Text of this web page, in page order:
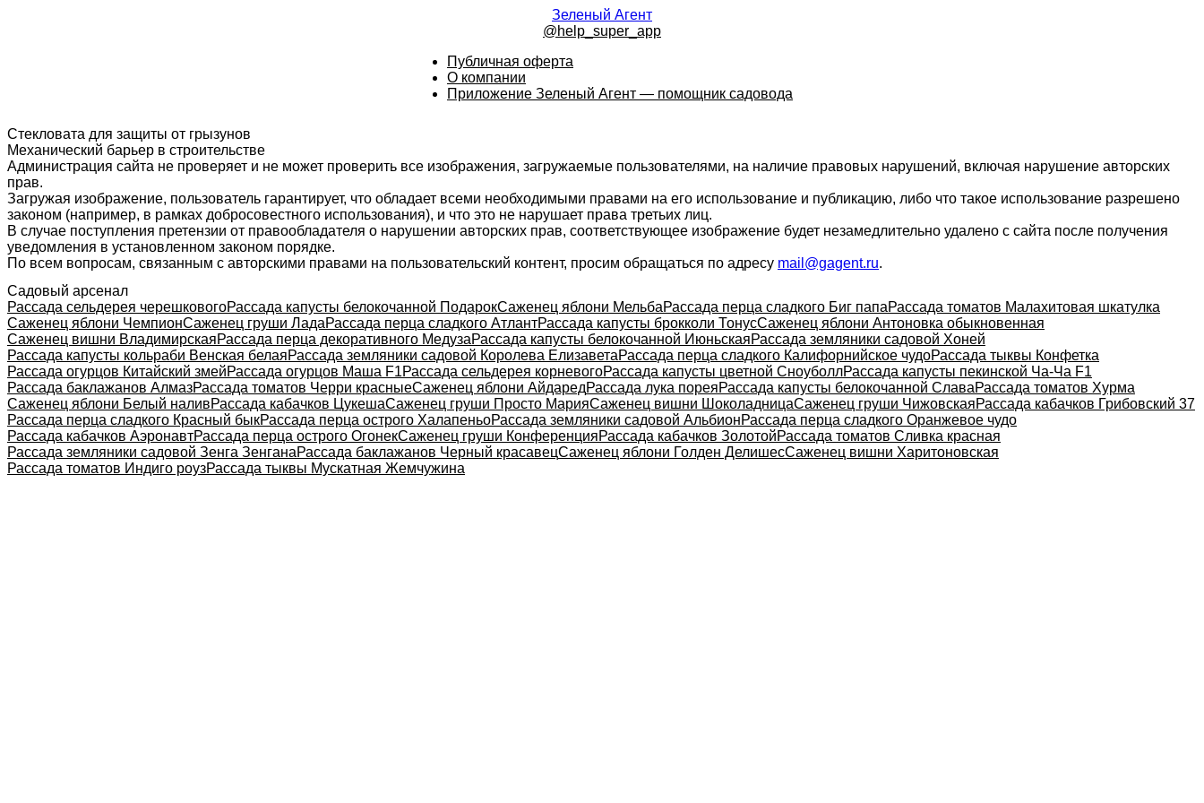
Зеленый Агент
@help_super_app
Публичная оферта
О компании
Приложение Зеленый Агент — помощник садовода
Стекловата для защиты от грызунов
Механический барьер в строительстве
Администрация сайта не проверяет и не может проверить все изображения, загружаемые пользователями, на наличие правовых нарушений, включая нарушение авторских
прав.
Загружая изображение, пользователь гарантирует, что обладает всеми необходимыми правами на его использование и публикацию, либо что такое использование разрешено
законом (например, в рамках добросовестного использования), и что это не нарушает права третьих лиц.
В случае поступления претензии от правообладателя о нарушении авторских прав, соответствующее изображение будет незамедлительно удалено с сайта после получения
уведомления в установленном законом порядке.
По всем вопросам, связанным с авторскими правами на пользовательский контент, просим обращаться по адресу mail@gagent.ru.
Садовый арсенал
Рассада сельдерея черешковогоРассада капусты белокочанной ПодарокСаженец яблони МельбаРассада перца сладкого Биг папаРассада томатов Малахитовая шкатулка
Саженец яблони ЧемпионСаженец груши ЛадаРассада перца сладкого АтлантРассада капусты брокколи ТонусСаженец яблони Антоновка обыкновенная
Саженец вишни ВладимирскаяРассада перца декоративного МедузаРассада капусты белокочанной ИюньскаяРассада земляники садовой Хоней
Рассада капусты кольраби Венская белаяРассада земляники садовой Королева ЕлизаветаРассада перца сладкого Калифорнийское чудоРассада тыквы Конфетка
Рассада огурцов Китайский змейРассада огурцов Маша F1Рассада сельдерея корневогоРассада капусты цветной СноуболлРассада капусты пекинской Ча-Ча F1
Рассада баклажанов АлмазРассада томатов Черри красныеСаженец яблони АйдаредРассада лука пореяРассада капусты белокочанной СлаваРассада томатов Хурма
Саженец яблони Белый наливРассада кабачков ЦукешаСаженец груши Просто МарияСаженец вишни ШоколадницаСаженец груши ЧижовскаяРассада кабачков Грибовский 37
Рассада перца сладкого Красный быкРассада перца острого ХалапеньоРассада земляники садовой АльбионРассада перца сладкого Оранжевое чудо
Рассада кабачков АэронавтРассада перца острого ОгонекСаженец груши КонференцияРассада кабачков ЗолотойРассада томатов Сливка красная
Рассада земляники садовой Зенга ЗенганаРассада баклажанов Черный красавецСаженец яблони Голден ДелишесСаженец вишни Харитоновская
Рассада томатов Индиго роузРассада тыквы Мускатная Жемчужина